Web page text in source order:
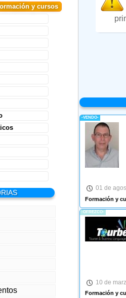
y cursos
-VENDO-
01 de
Formación y
-OFREZCO-
10 de
Formación y